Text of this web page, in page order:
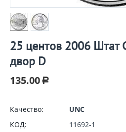
25 центов 2006 Штат
двор D
135.00 Р
Качество:
UNC
КОД:
11692-1